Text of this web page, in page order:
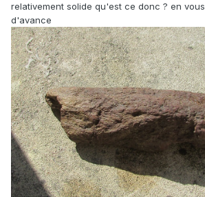
relativement solide qu'est ce donc ? en
d'avance